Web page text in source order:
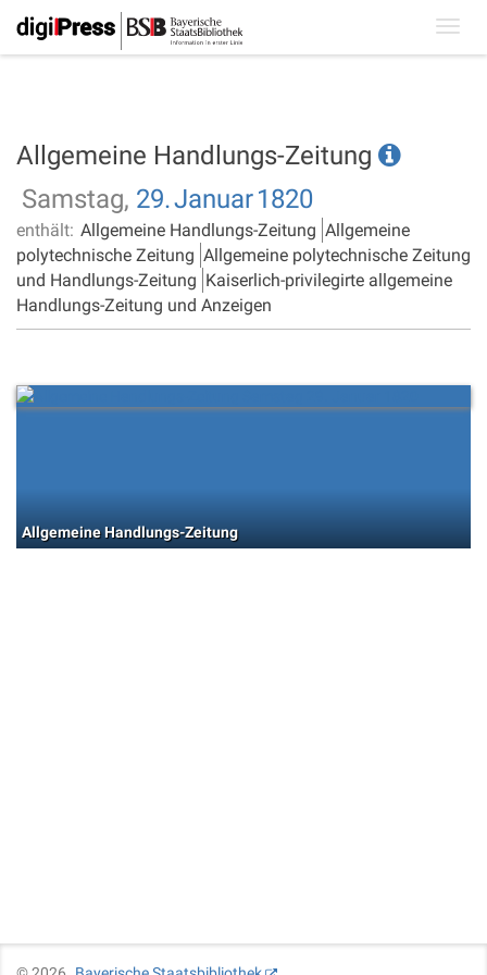
Allgemeine Handlungs-Zeitung
Samstag, 29.Januar1820
enthält: Allgemeine Handlungs-Zeitung Allgemeine
polytechnische Zeitung Allgemeine polytechnische Zeitung
und Handlungs-Zeitung Kaiserlich-privilegirte allgemeine
Handlungs-Zeitung und Anzeigen
Allgemeine Handlungs-Zeitung